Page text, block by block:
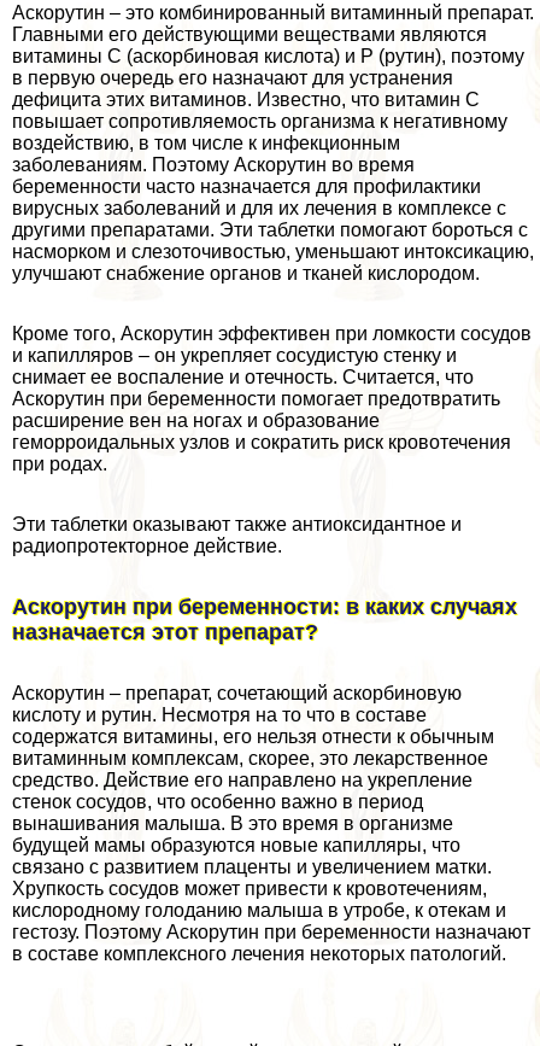
Аскорутин – это комбинированный витаминный препарат.
Главными его действующими веществами являются
витамины С (аскорбиновая кислота) и Р (рутин), поэтому
в первую очередь его назначают для устранения
дефицита этих витаминов. Известно, что витамин С
повышает сопротивляемость организма к негативному
воздействию, в том числе к инфекционным
заболеваниям. Поэтому Аскорутин во время
беременности часто назначается для профилактики
вирусных заболеваний и для их лечения в комплексе с
другими препаратами. Эти таблетки помогают бороться с
насморком и слезоточивостью, уменьшают интоксикацию,
улучшают снабжение органов и тканей кислородом.
Кроме того, Аскорутин эффективен при ломкости сосудов
и капилляров – он укрепляет сосудистую стенку и
снимает ее воспаление и отечность. Считается, что
Аскорутин при беременности помогает предотвратить
расширение вен на ногах и образование
геморроидальных узлов и сократить риск кровотечения
при родах.
Эти таблетки оказывают также антиоксидантное и
радиопротекторное действие.
Аскорутин при беременности: в каких случаях
назначается этот препарат?
Аскорутин – препарат, сочетающий аскорбиновую
кислоту и рутин. Несмотря на то что в составе
содержатся витамины, его нельзя отнести к обычным
витаминным комплексам, скорее, это лекарственное
средство. Действие его направлено на укрепление
стенок сосудов, что особенно важно в период
вынашивания малыша. В это время в организме
будущей мамы образуются новые капилляры, что
связано с развитием плаценты и увеличением матки.
Хрупкость сосудов может привести к кровотечениям,
кислородному голоданию малыша в утробе, к отекам и
гестозу. Поэтому Аскорутин при беременности назначают
в составе комплексного лечения некоторых патологий.